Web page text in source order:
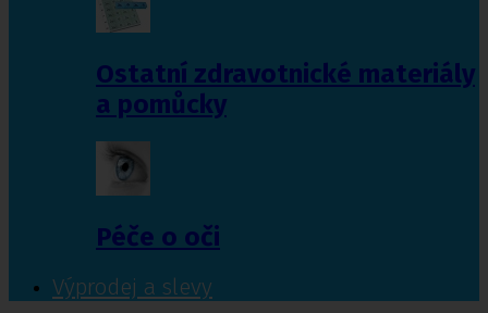
Ostatní zdravotnické materiály
a pomůcky
Péče o oči
Výprodej a slevy